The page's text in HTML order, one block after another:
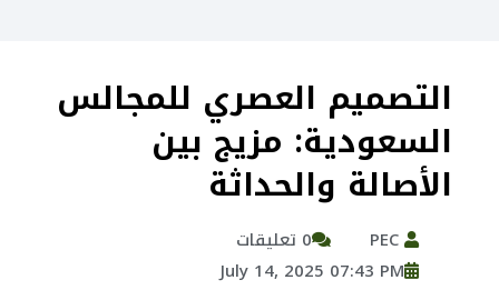
التصميم العصري للمجالس
السعودية: مزيج بين
الأصالة والحداثة
0 تعليقات
July 14, 2025 07:43 PM